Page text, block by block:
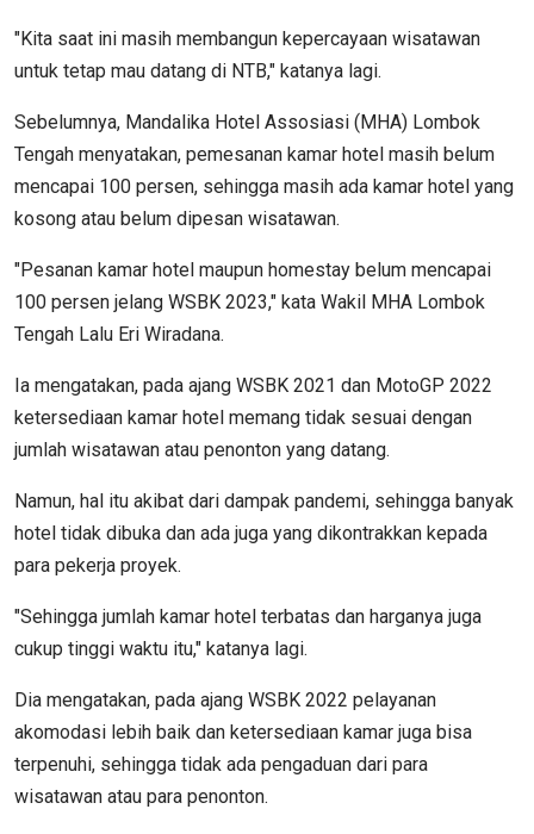
"Kita saat ini masih membangun kepercayaan wisatawan
untuk tetap mau datang di NTB," katanya lagi.
Sebelumnya, Mandalika Hotel Assosiasi (MHA) Lombok
Tengah menyatakan, pemesanan kamar hotel masih belum
mencapai 100 persen, sehingga masih ada kamar hotel yang
kosong atau belum dipesan wisatawan.
"Pesanan kamar hotel maupun homestay belum mencapai
100 persen jelang WSBK 2023," kata Wakil MHA Lombok
Tengah Lalu Eri Wiradana.
Ia mengatakan, pada ajang WSBK 2021 dan MotoGP 2022
ketersediaan kamar hotel memang tidak sesuai dengan
jumlah wisatawan atau penonton yang datang.
Namun, hal itu akibat dari dampak pandemi, sehingga banyak
hotel tidak dibuka dan ada juga yang dikontrakkan kepada
para pekerja proyek.
"Sehingga jumlah kamar hotel terbatas dan harganya juga
cukup tinggi waktu itu," katanya lagi.
Dia mengatakan, pada ajang WSBK 2022 pelayanan
akomodasi lebih baik dan ketersediaan kamar juga bisa
terpenuhi, sehingga tidak ada pengaduan dari para
wisatawan atau para penonton.